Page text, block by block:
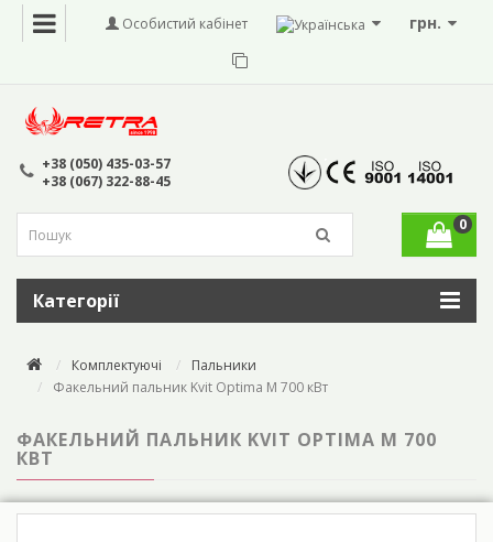
грн.
Особистий кабінет
+38 (050) 435-03-57
+38 (067) 322-88-45
0
Категорії
Комплектуючі
Пальники
Факельний пальник Kvit Optima M 700 кВт
ФАКЕЛЬНИЙ ПАЛЬНИК KVIT OPTIMA M 700
КВТ